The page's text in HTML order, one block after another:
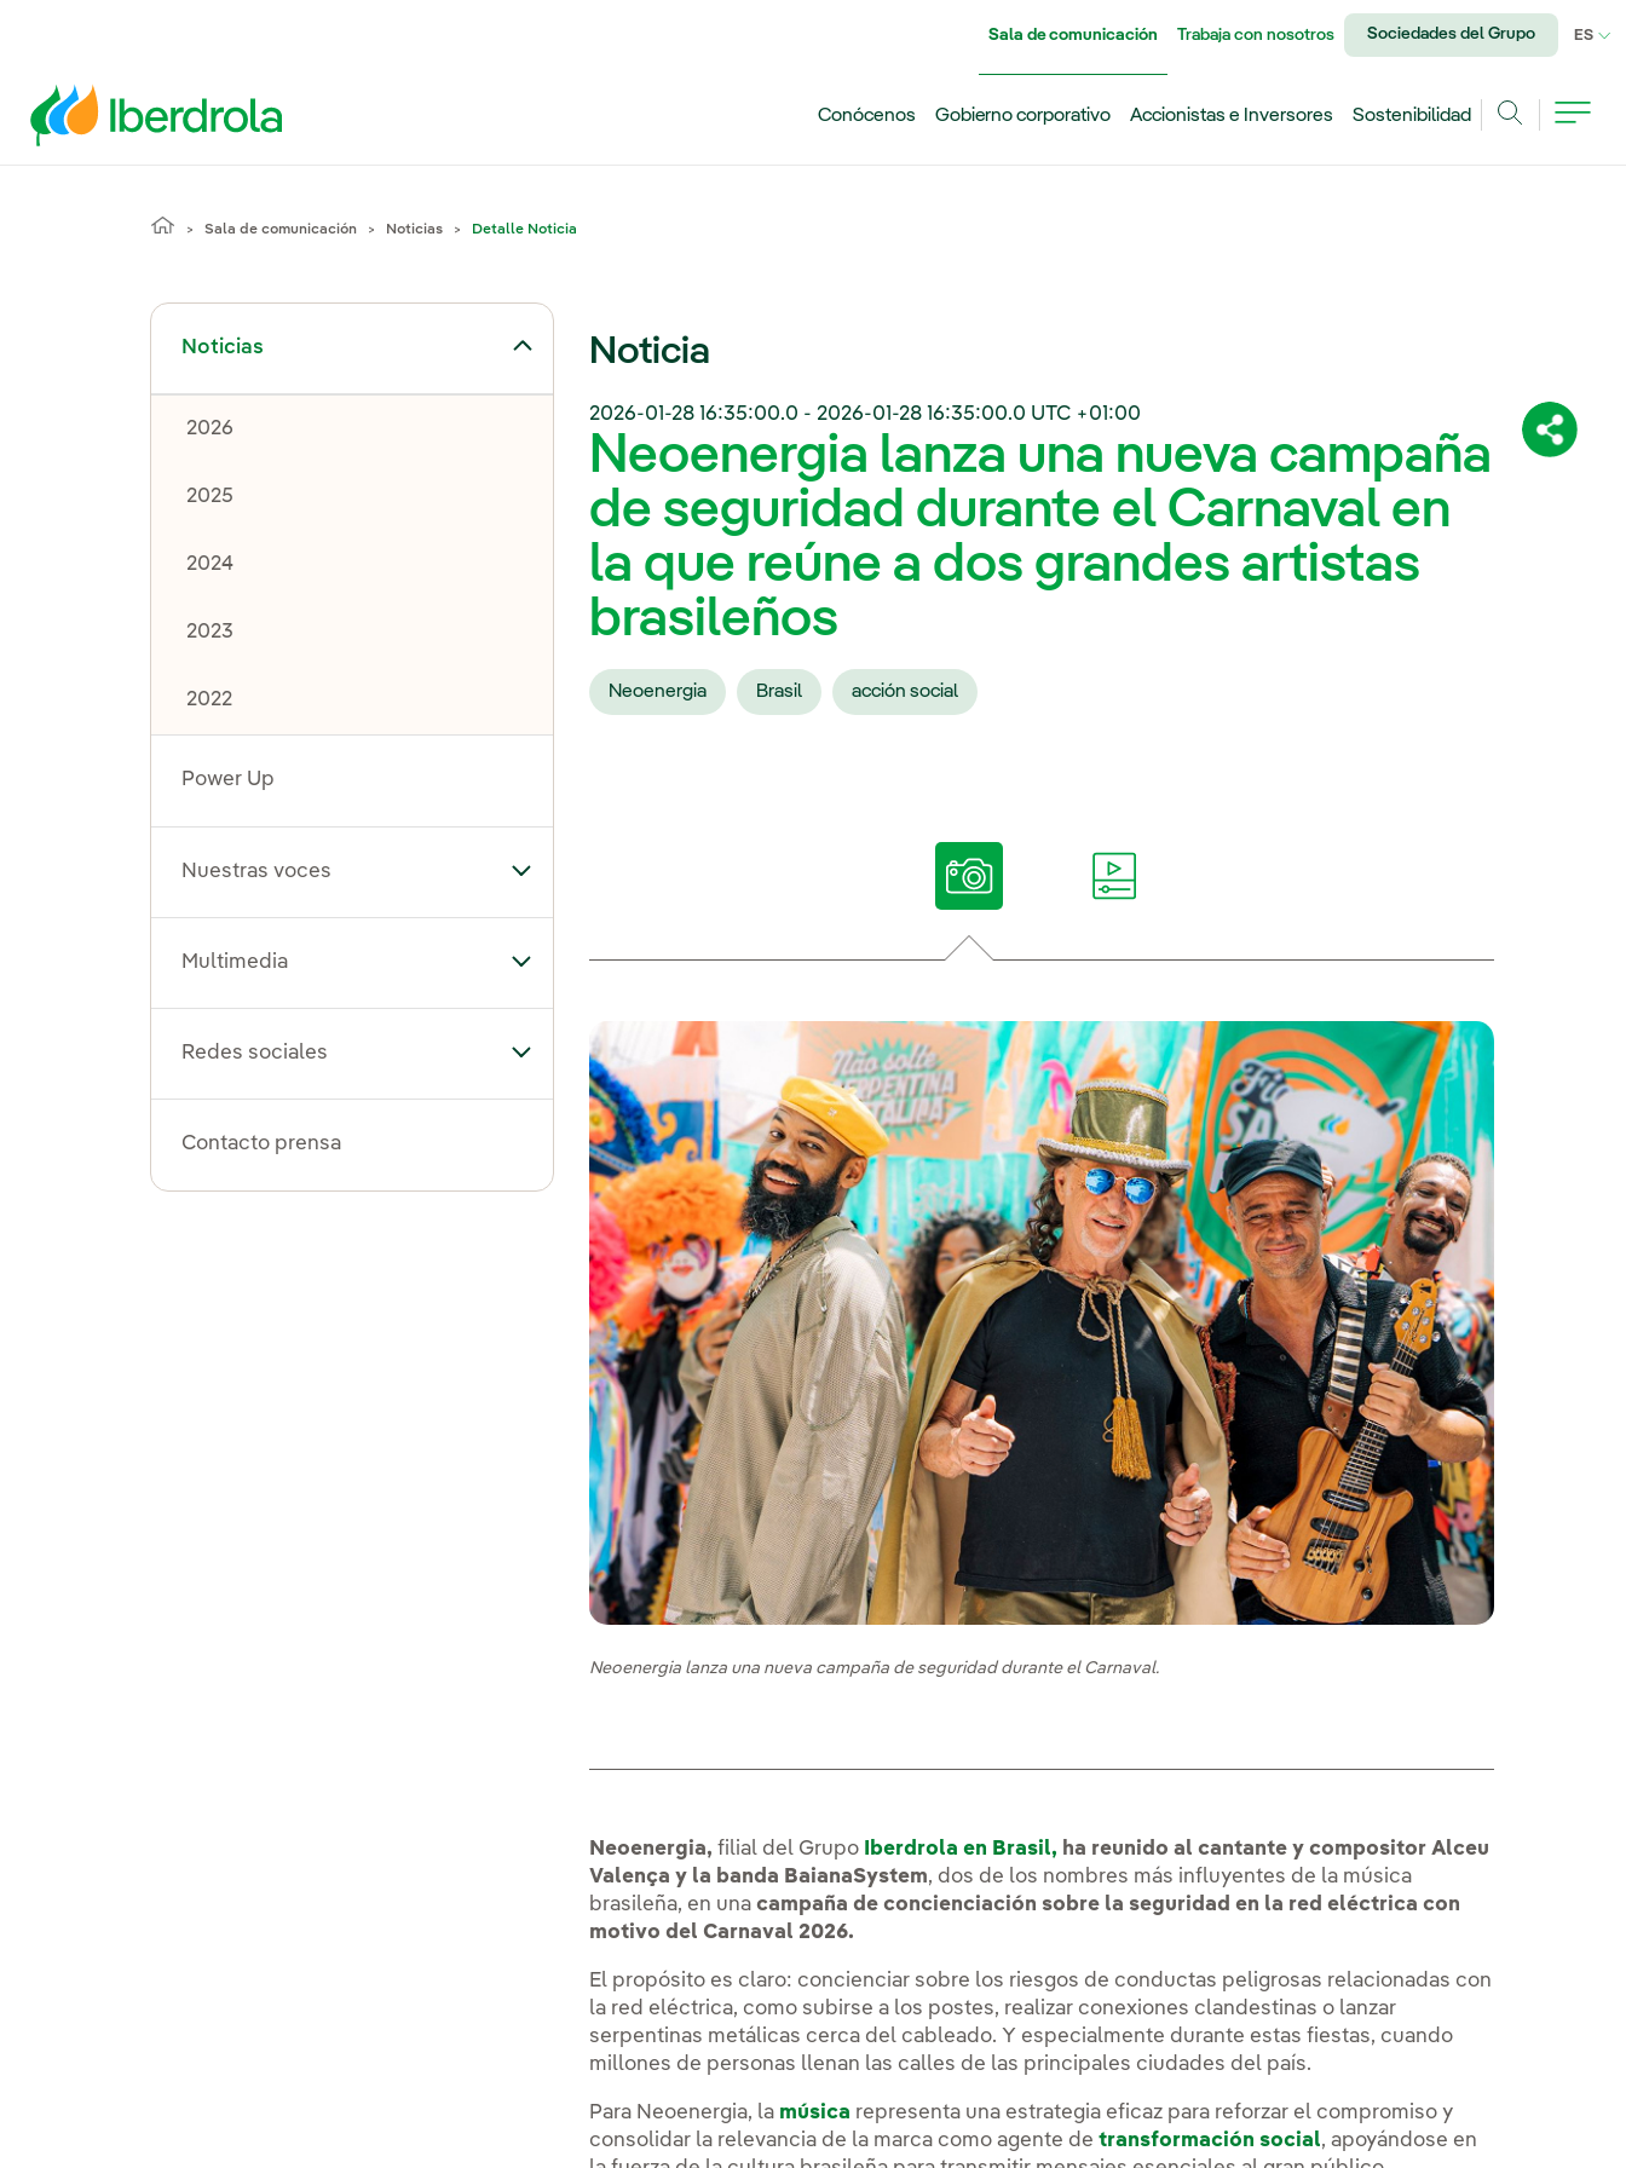
Sala de comunicación Trabaja con nosotros Sociedades del Grupo ES
Conócenos Gobierno corporativo Accionistas e Inversores
Sostenibilidad
Sala de comunicación Noticias Detalle Noticia
Noticias
Alternar el submenú para Noticias
2026
2025
2024
2023
2022
Power Up
Nuestras voces Alternar el submenú para Nuestras voces
Multimedia Alternar el submenú para Multimedia
Redes sociales Alternar el submenú para Redes sociales
Contacto prensa
Noticia
2026-01-28 16:35:00.0 - 2026-01-28 16:35:00.0 UTC +01:00
Neoenergia lanza una nueva campaña
de seguridad durante el Carnaval en
la que reúne a dos grandes artistas
brasileños
Neoenergia Brasil acción social
Neoenergia lanza una nueva campaña de seguridad durante el Carnaval.
Neoenergia, filial del Grupo Iberdrola en Brasil, ha reunido al cantante y compositor Alceu
Valença y la banda BaianaSystem, dos de los nombres más influyentes de la música
brasileña, en unacampaña de concienciación sobre la seguridad en la red eléctrica con
motivo del Carnaval 2026.
El propósito es claro: concienciar sobre los riesgos de conductas peligrosas relacionadas con
la red eléctrica, como subirse a los postes, realizar conexiones clandestinas o lanzar
serpentinas metálicas cerca del cableado. Y especialmente durante estas fiestas, cuando
millones de personas llenan las calles de las principales ciudades del país.
Para Neoenergia, la música representa una estrategia eficaz para reforzar el compromiso y
consolidar la relevancia de la marca como agente detransformación social, apoyándose en